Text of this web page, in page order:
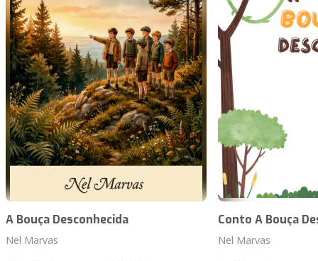
A Bouça Desconhecida
Nel Marvas
Conto A Bouça
Nel Marvas